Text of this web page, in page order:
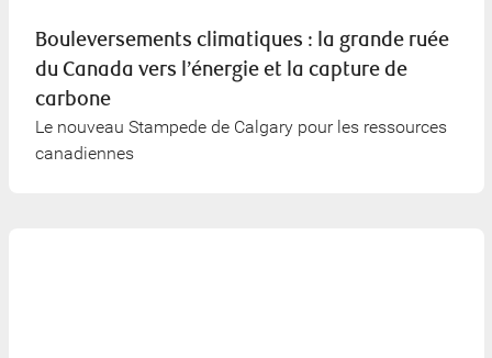
Bouleversements climatiques : la grande ruée
du Canada vers l’énergie et la capture de
carbone
Le nouveau Stampede de Calgary pour les ressources
canadiennes